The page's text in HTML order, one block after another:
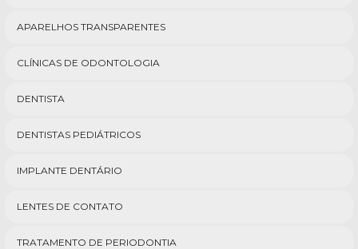
APARELHOS TRANSPARENTES
CLÍNICAS DE ODONTOLOGIA
DENTISTA
DENTISTAS PEDIÁTRICOS
IMPLANTE DENTÁRIO
LENTES DE CONTATO
TRATAMENTO DE PERIODONTIA